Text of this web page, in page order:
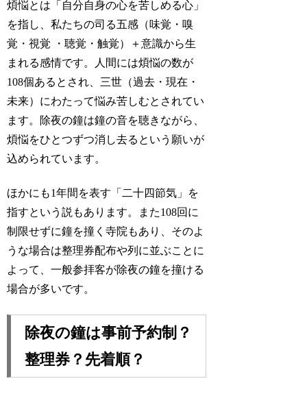
煩悩とは「自分自身の心を苦しめる心」
を指し、私たちの司る五感（味覚・嗅
覚・視覚 ・聴覚・触覚）＋意識から生
まれる感情です。人間には煩悩の数が
108個あるとされ、三世（過去・現在・
未来）にわたって悩み苦しむとされてい
ます。除夜の鐘は鐘の音を聴きながら、
煩悩をひとつずつ消し去るという願いが
込められています。
ほかにも1年間を表す「二十四節気」を
指すという説もあります。また108回に
制限せずに鐘を撞く寺院もあり、そのよ
うな場合は整理券配布や列に並ぶことに
よって、一般参拝客が除夜の鐘を撞ける
場合が多いです。
除夜の鐘は事前予約制？
整理券？先着順？